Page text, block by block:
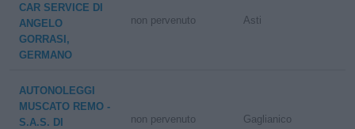
CAR SERVICE DI
ANGELO
GORRASI,
GERMANO
non pervenuto Asti
AUTONOLEGGI
MUSCATO REMO -
S.A.S. DI
non pervenuto Gaglianico